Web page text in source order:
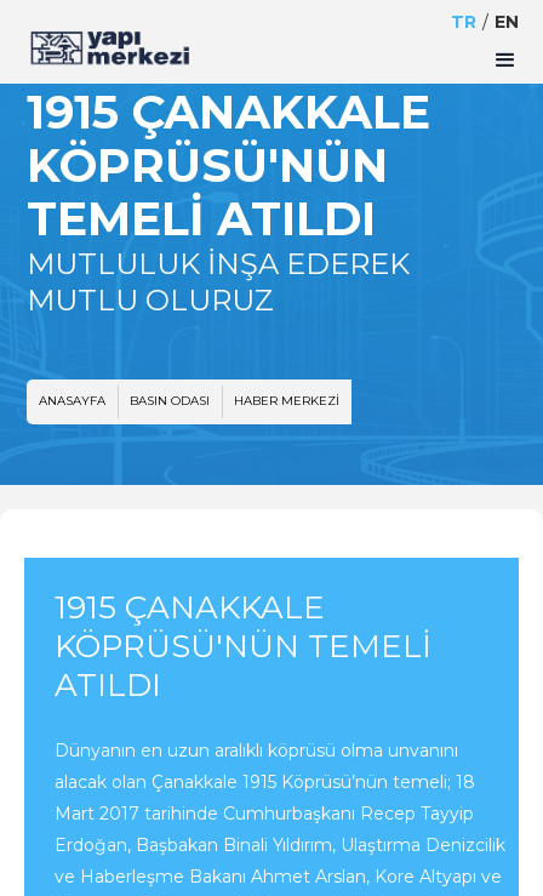
TR / EN
1915 ÇANAKKALE
KÖPRÜSÜ'NÜN
TEMELI ATILDI
MUTLULUK İNŞA EDEREK
MUTLU OLURUZ
ANASAYFA BASIN ODASI HABER MERKEZI
1915 ÇANAKKALE
KÖPRÜSÜ'NÜN TEMELI
ATILDI
Dünyanın en uzun aralıklı köprüsü olma unvanını
alacak olan Çanakkale 1915 Köprüsü’nün temeli; 18
Mart 2017 tarihinde Cumhurbaşkanı Recep Tayyip
Erdoğan, Başbakan Binali Yıldırım, Ulaştırma Denizcilik
ve Haberleşme Bakanı Ahmet Arslan, Kore Altyapı ve